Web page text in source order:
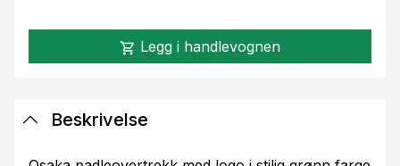
shopping_cart Legg i handlevognen
Beskrivelse